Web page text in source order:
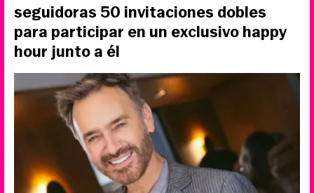
seguidoras 50 invitaciones dobles
para participar en un exclusivo happy
hour junto a él